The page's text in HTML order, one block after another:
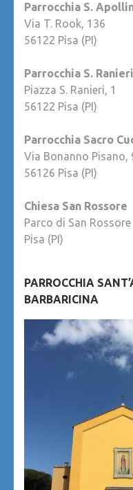
Parrocchia S.
Via T. Rook, 136
56122 Pisa (PI)
Parrocchia S.
Piazza S. Ranieri, 1
56122 Pisa (PI)
Parrocchia Sacro
Via Bonanno Pisano,
56126 Pisa (PI)
Chiesa San Rossore
Parco di San Rossore
Pisa (PI)
PARROCCHIA
BARBARICINA